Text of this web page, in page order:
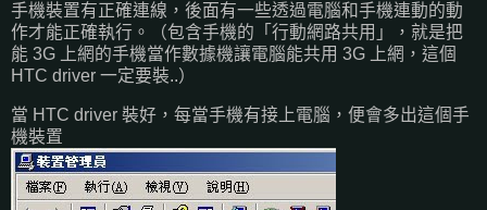
手機裝置有正確連線，後面有一些透過電腦和手機連動的動
作才能正確執行。（包含手機的「行動網路共用」，就是把
能 3G 上網的手機當作數據機讓電腦能共用 3G 上網，這個
HTC driver 一定要裝..）
當 HTC driver 裝好，每當手機有接上電腦，便會多出這個手
機裝置